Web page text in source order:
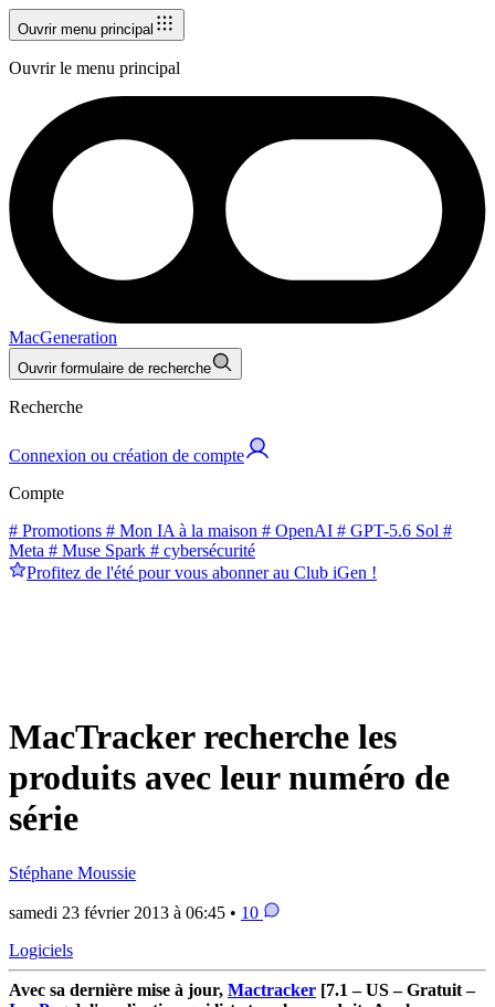
Ouvrir menu principal
Ouvrir le menu principal
MacGeneration
Ouvrir formulaire de recherche
Recherche
Connexion ou création de compte
Compte
# Promotions # Mon IA à la maison # OpenAI # GPT-5.6 Sol #
Meta # Muse Spark # cybersécurité
Profitez de l'été pour vous abonner au Club iGen !
MacTracker recherche les
produits avec leur numéro de
série
Stéphane Moussie
samedi 23 février 2013 à 06:45 • 10
Logiciels
Avec sa dernière mise à jour, Mactracker [7.1 – US – Gratuit –